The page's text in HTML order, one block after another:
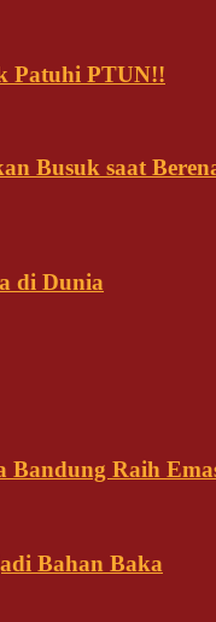
Patuhi PTUN!!
Busuk saat
di Dunia
Bandung Raih
Bahan Baka